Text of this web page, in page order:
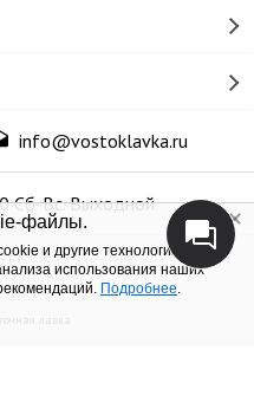
файлы.
и другие технологии для
использования наших
Подробнее.
info@vostoklavka.ru
Сб-Вс. Выходной
1147746305574